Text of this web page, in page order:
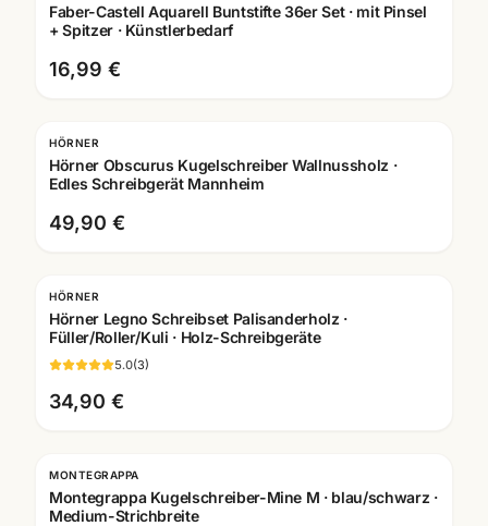
Faber-Castell Aquarell Buntstifte 36er Set · mit Pinsel
+ Spitzer · Künstlerbedarf
16,99 €
Gravur
HÖRNER
Hörner Obscurus Kugelschreiber Wallnussholz ·
Edles Schreibgerät Mannheim
49,90 €
Gravur
HÖRNER
Hörner Legno Schreibset Palisanderholz ·
Füller/Roller/Kuli · Holz-Schreibgeräte
5.0(3)
34,90 €
Gravur
MONTEGRAPPA
Montegrappa Kugelschreiber-Mine M · blau/schwarz ·
Medium-Strichbreite